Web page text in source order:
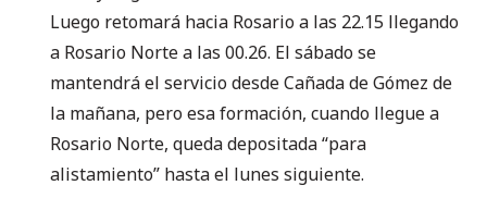
Luego retomará hacia Rosario a las 22.15 llegando
a Rosario Norte a las 00.26. El sábado se
mantendrá el servicio desde Cañada de Gómez de
la mañana, pero esa formación, cuando llegue a
Rosario Norte, queda depositada “para
alistamiento” hasta el lunes siguiente.